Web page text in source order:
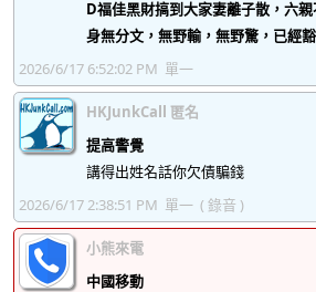
D福佳黑財搞到大家妻離子散，六
身無分文，無野輸，無野驚，已經
2026/6/17 6:52:02 PM 單一
HKJunkCall 匿名
提高警覺
講得出姓名話你欠債騙錢
2026/6/17 2:38:51 PM 單一 ( 錄音 )
小熊來電
中國移動